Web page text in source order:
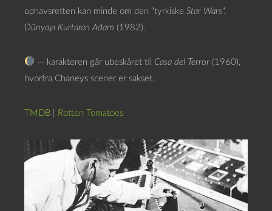
ophavsretten kan minde om den “tyrkiske Star Wars“,
Dünyayı Kurtaran Adam (1982).
— karakteren går ubeskåret til Casa del Terror (1960),
hvorfra Chaneys scener er sakset.
TMDB Rotten Tomatoes